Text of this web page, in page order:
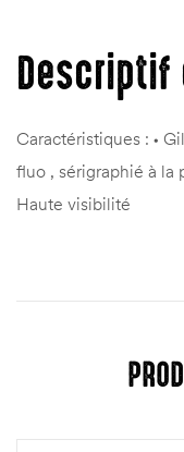
Descriptif
Caractéristiques : •
fluo , sérigraphié à la
Haute visibilité